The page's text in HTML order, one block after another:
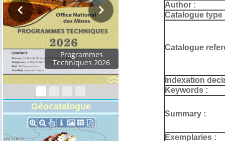
Programmes
Techniques 2026
Géocatalogue
Author :
Catalogue type
Catalogue
Indexation
Keywords :
Summary :
Exemplaries :